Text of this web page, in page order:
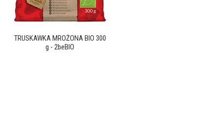
TRUSKAWKA MROŻONA BIO 300
g - 2beBIO